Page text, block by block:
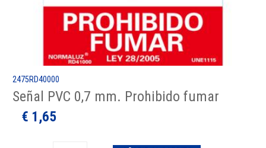
2475RD40000
Señal PVC 0,7 mm. Prohibido fumar
€ 1,65